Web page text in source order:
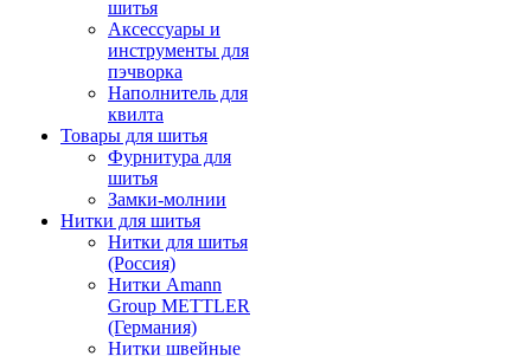
шитья
Аксессуары и
инструменты для
пэчворка
Наполнитель для
квилта
Товары для шитья
Фурнитура для
шитья
Замки-молнии
Нитки для шитья
Нитки для шитья
(Россия)
Нитки Amann
Group METTLER
(Германия)
Нитки швейные